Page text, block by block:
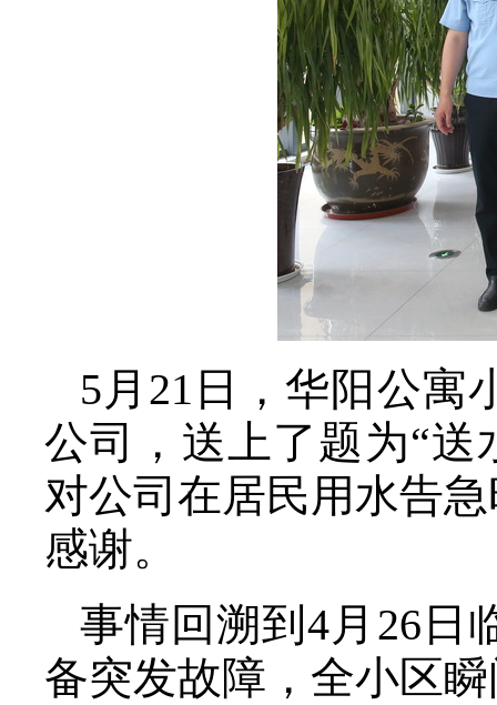
5月21日，华阳公寓
公司，送上了题为“
对公司在居民用水告
感谢。
事情回溯到4月26日
备突发故障，全小区